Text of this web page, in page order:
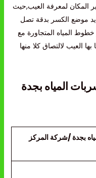
المكان لمعرفة العيب,حيث
موضع الكسر بدقة تصل
خطوط المياه المتجاورة مع
العيب لالتصاق كلا منها
المياه بجدة
بجدة /شركة المركز